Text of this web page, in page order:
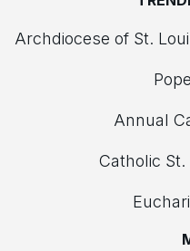
Archdiocese of St.
Annual
Catholic